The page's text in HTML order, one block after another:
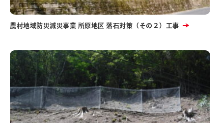
農村地域防災減災事業 所原地区 落石対策（その２）工事